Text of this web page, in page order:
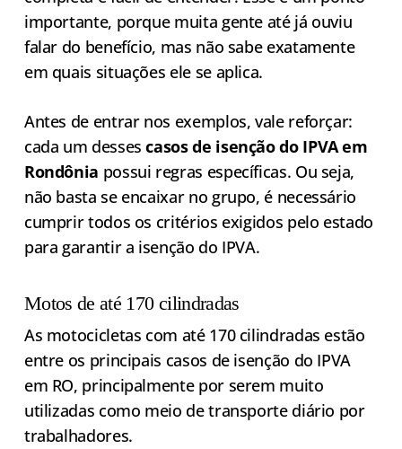
importante, porque muita gente até já ouviu
falar do benefício, mas não sabe exatamente
em quais situações ele se aplica.
Antes de entrar nos exemplos, vale reforçar:
cada um dessescasos de isenção do IPVA em
Rondônia possui regras específicas. Ou seja,
não basta se encaixar no grupo, é necessário
cumprir todos os critérios exigidos pelo estado
para garantir a isenção do IPVA.
Motos de até 170 cilindradas
As motocicletas com até 170 cilindradas estão
entre os principais casos de isenção do IPVA
em RO, principalmente por serem muito
utilizadas como meio de transporte diário por
trabalhadores.